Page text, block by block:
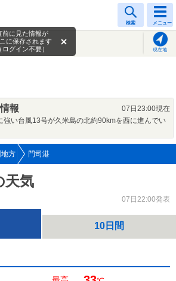
検索 メニュー
現在地
前に見た情報が
に保存されます
（ログイン不要）
報
07日23:00現在
強い台風13号が久米島の北約90kmを西に進んでい
地方 門司港
天気
07日22:00発表
10日間